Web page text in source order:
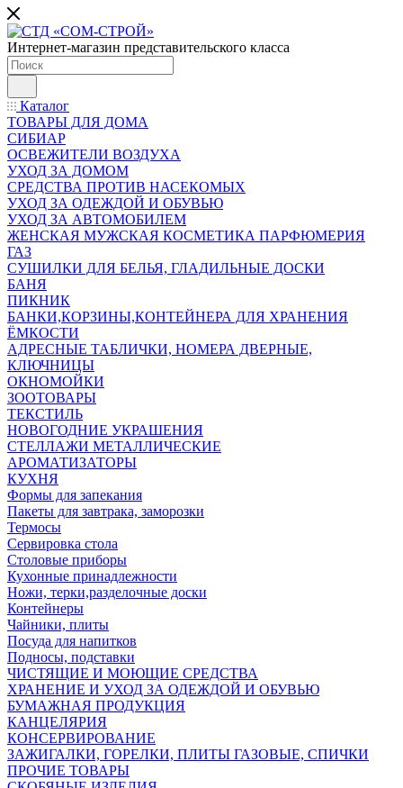
Интернет-магазин представительского класса
Каталог
ТОВАРЫ ДЛЯ ДОМА
СИБИАР
ОСВЕЖИТЕЛИ ВОЗДУХА
УХОД ЗА ДОМОМ
СРЕДСТВА ПРОТИВ НАСЕКОМЫХ
УХОД ЗА ОДЕЖДОЙ И ОБУВЬЮ
УХОД ЗА АВТОМОБИЛЕМ
ЖЕНСКАЯ МУЖСКАЯ КОСМЕТИКА ПАРФЮМЕРИЯ
ГАЗ
СУШИЛКИ ДЛЯ БЕЛЬЯ, ГЛАДИЛЬНЫЕ ДОСКИ
БАНЯ
ПИКНИК
БАНКИ,КОРЗИНЫ,КОНТЕЙНЕРА ДЛЯ ХРАНЕНИЯ
ЁМКОСТИ
АДРЕСНЫЕ ТАБЛИЧКИ, НОМЕРА ДВЕРНЫЕ,
КЛЮЧНИЦЫ
ОКНОМОЙКИ
ЗООТОВАРЫ
ТЕКСТИЛЬ
НОВОГОДНИЕ УКРАШЕНИЯ
СТЕЛЛАЖИ МЕТАЛЛИЧЕСКИЕ
АРОМАТИЗАТОРЫ
КУХНЯ
Формы для запекания
Пакеты для завтрака, заморозки
Термосы
Сервировка стола
Столовые приборы
Кухонные принадлежности
Ножи, терки,разделочные доски
Контейнеры
Чайники, плиты
Посуда для напитков
Подносы, подставки
ЧИСТЯЩИЕ И МОЮЩИЕ СРЕДСТВА
ХРАНЕНИЕ И УХОД ЗА ОДЕЖДОЙ И ОБУВЬЮ
БУМАЖНАЯ ПРОДУКЦИЯ
КАНЦЕЛЯРИЯ
КОНСЕРВИРОВАНИЕ
ЗАЖИГАЛКИ, ГОРЕЛКИ, ПЛИТЫ ГАЗОВЫЕ, СПИЧКИ
ПРОЧИЕ ТОВАРЫ